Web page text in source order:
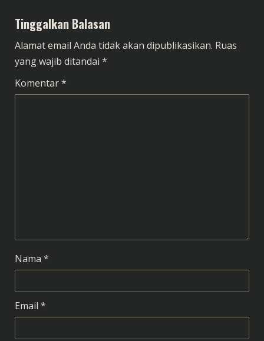
u
e
R
e
Tinggalkan Balasan
Alamat email Anda tidak akan dipublikasikan. Ruas
yang wajib ditandai *
Komentar*
Nama *
Email *